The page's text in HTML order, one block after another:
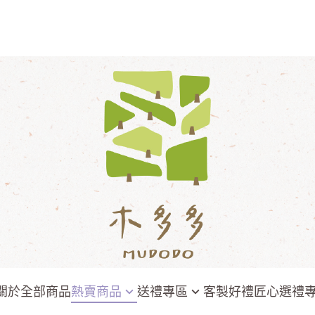
於全部商品熱賣商品 送禮專區 客製好禮 匠心選禮